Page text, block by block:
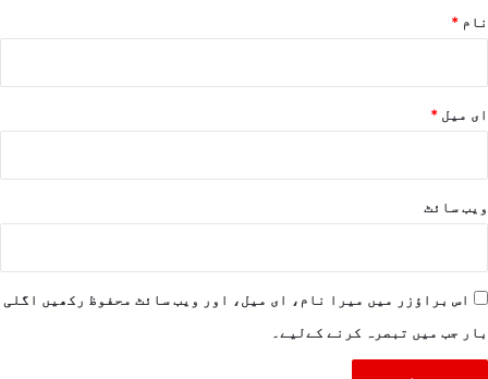
نام *
ای میل *
ویب‌ سائٹ
اس براؤزر میں میرا نام، ای میل، اور ویب سائٹ محفوظ رکھیں اگلی
بار جب میں تبصرہ کرنے کےلیے۔